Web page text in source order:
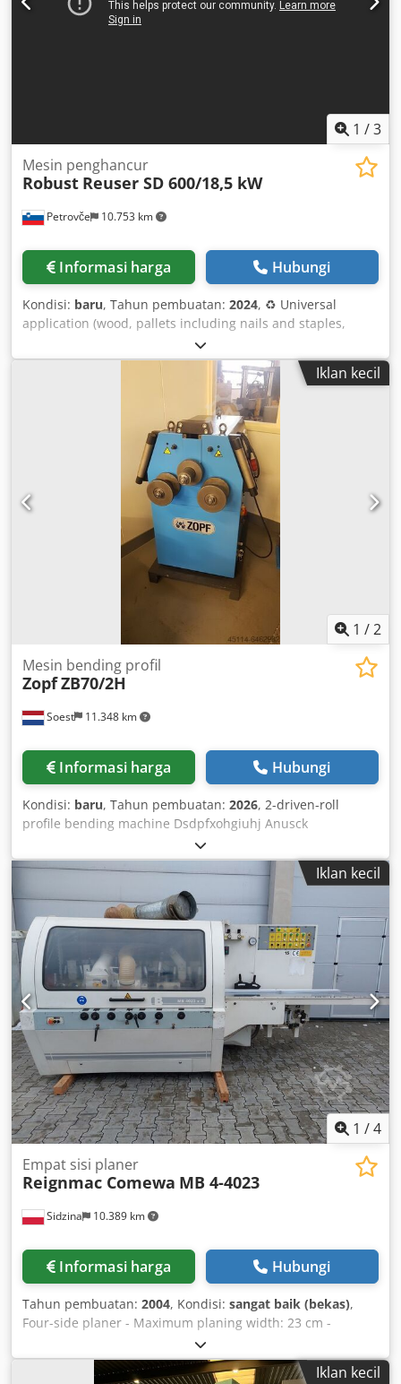
1 /3
Petrovče 10.753 km
Mesin penghancur
Robust Reuser SD 600/18,5 kW
Informasi harga Hubungi
Kondisi: baru, Tahun pembuatan: 2024, ♻ Universal
application (wood, pallets including nails and staples,
wood fibreboards and offcuts, veneers, MDF boards,
plastics,…) ✔ Motor power: 18.5 kW ✔ Rotor length: 550
mm ✔ Rotor diameter: 260 mm ✔ Rotor speed: 80-120 rpm
✔ Number of cutting knives: 14 ✔ Granulation: 10-30 mm
✔ Capacity: up to 4 m³/h* ✔ Extraction port: 160 mm
Dodpfxeiq U A Sj Anusck ✔ Material: Plastic, cardboard,
wood (chipboard, MDF boards, waste, ...) ✔ Feed opening:
939 x 567 mm ✔ Dimensions L/W/H: 1.88/1.12/1.67 m ✔
Weight: 1250 kg 2 years warranty or 2,000 operating hours
Iklan kecil
1 /2
Soest 11.348 km
Mesin bending profil
ZopfZB70/2H
Informasi harga Hubungi
Kondisi: baru, Tahun pembuatan: 2026, 2-driven-roll
profile bending machine Dsdpfxohgiuhj Anusck
Hydraulically adjustable top roll Shaft diameter: 40 mm
Roller diameter: 152–162 mm Rotational speed: 8.5 rpm
Top roll adjustment: 120 mm Capacity chart: see
attachment Machine available in various versions: Manual
adjustment, 3-roll drive, etc.
Iklan kecil
1 /4
Sidzina 10.389 km
Empat sisi planer
Reignmac Comewa MB 4-4023
Informasi harga Hubungi
Tahun pembuatan: 2004, Kondisi: sangat baik (bekas),
Four-side planer - Maximum planing width: 23 cm -
Maximum planing height: 16 cm Dcedpfx Ashlp D Nsnusk -
2 feed rollers integrated into the table - Chrome-plated
table - Infinitely variable feed speed adjustment - 2Iklan kecil